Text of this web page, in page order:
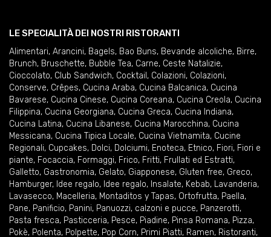
LE SPECIALITÀ DEI NOSTRI RISTORANTI
Alimentari, Arancini, Bagels, Bao Buns, Bevande alcoliche, Birre,
Brunch, Bruschette, Bubble Tea, Carne, Ceste Natalizie,
Cioccolato, Club Sandwich, Cocktail , Colazioni, Colazioni,
Conserve, Crêpes, Cucina Araba, Cucina Balcanica, Cucina
Bavarese, Cucina Cinese, Cucina Coreana, Cucina Creola, Cucina
Filippina, Cucina Georgiana, Cucina Greca, Cucina Indiana,
Cucina Latina, Cucina Libanese, Cucina Marocchina, Cucina
Messicana, Cucina Tipica Locale, Cucina Vietnamita, Cucine
Regionali, Cupcakes, Dolci, Dolciumi, Enoteca, Etnico, Fiori, Fiori e
piante, Focaccia, Formaggi, Frico, Fritti, Frullati ed Estratti,
Galletto, Gastronomia, Gelato, Giapponese, Gluten free, Greco,
Hamburger, Idee regalo, Idee regalo, Insalate, Kebab, Lavanderia,
Lavasecco, Macelleria, Montaditos y Tapas, Ortofrutta, Paella,
Pane, Panificio, Panini, Panuozzi, calzoni e pucce, Panzerotti,
Pasta fresca, Pasticceria, Pesce, Piadine, Pinsa Romana, Pizza,
Pokè, Polenta, Polpette, Pop Corn, Primi Piatti, Ramen, Ristoranti,